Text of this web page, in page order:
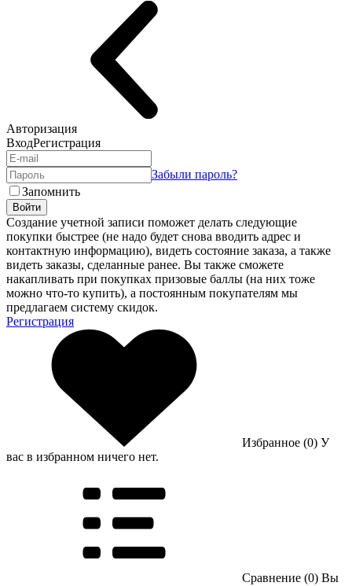
Авторизация
ВходРегистрация
Забыли пароль?
Запомнить
Войти
Создание учетной записи поможет делать следующие
покупки быстрее (не надо будет снова вводить адрес и
контактную информацию), видеть состояние заказа, а также
видеть заказы, сделанные ранее. Вы также сможете
накапливать при покупках призовые баллы (на них тоже
можно что-то купить), а постоянным покупателям мы
предлагаем систему скидок.
Регистрация
Избранное (0) У
вас в избранном ничего нет.
Сравнение (0) Вы